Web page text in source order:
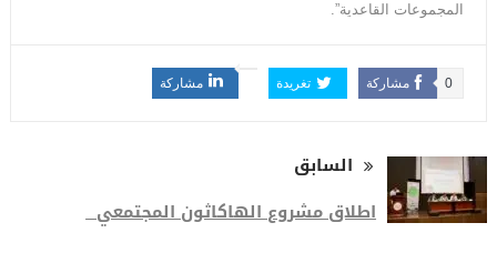
المجموعات القاعدية”.
مشاركة 0 تغريدة مشاركة
السابق
اطلاق مشروع الهاكاثون المجتمعي